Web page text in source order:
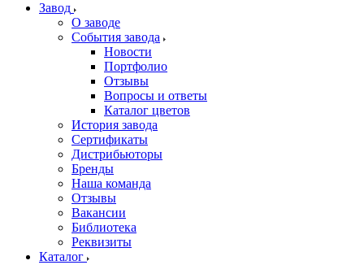
Завод
О заводе
События завода
Новости
Портфолио
Отзывы
Вопросы и ответы
Каталог цветов
История завода
Сертификаты
Дистрибьюторы
Бренды
Наша команда
Отзывы
Вакансии
Библиотека
Реквизиты
Каталог